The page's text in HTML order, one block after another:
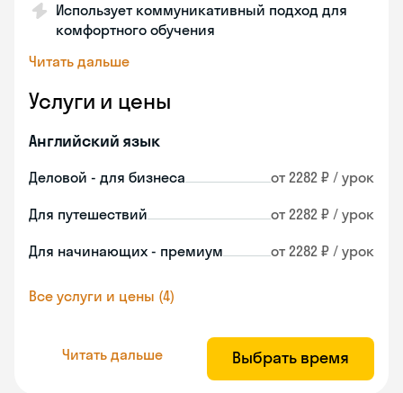
Использует коммуникативный подход для
комфортного обучения
Читать дальше
Услуги и цены
Английский язык
Деловой - для бизнеса от 2282 ₽ / урок
Для путешествий от 2282 ₽ / урок
Для начинающих - премиум от 2282 ₽ / урок
Все услуги и цены (4)
Читать дальше Выбрать время